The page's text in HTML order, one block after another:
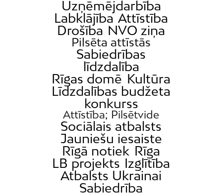
Uzņēmējdarbība
Labklājība Attīstība
Drošība NVO ziņa
Pilsēta attīstās
Sabiedrības
līdzdalība
Rīgas domē Kultūra
Līdzdalības budžeta
konkurss
Attīstība; Pilsētvide
Sociālais atbalsts
Jauniešu iesaiste
Rīgā notiek Rīga
LB projekts Izglītība
Atbalsts Ukrainai
Sabiedrība